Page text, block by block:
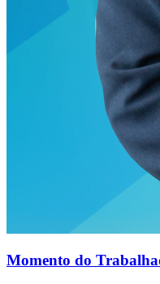
Momento do